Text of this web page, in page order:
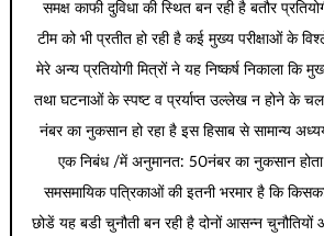
समक्ष काफी दुविधा की स्थित बन रही है बतौर
टीम को भी प्रतीत हो रही है कई मुख्य परीक्षाओं के
मेरे अन्य प्रतियोगी मित्रों ने यह निष्कर्ष निकाला कि
तथा घटनाओं के स्पष्ट व प्रर्याप्त उल्लेख न होने के
नंबर का नुकसान हो रहा है इस हिसाब से सामान्य
एक निबंध /में अनुमानत: 50नंबर का नुकसान होता
समसमायिक पत्रिकाओं की इतनी भरमार है कि
छोडें यह बडी चुनौती बन रही है दोनों आसन्न